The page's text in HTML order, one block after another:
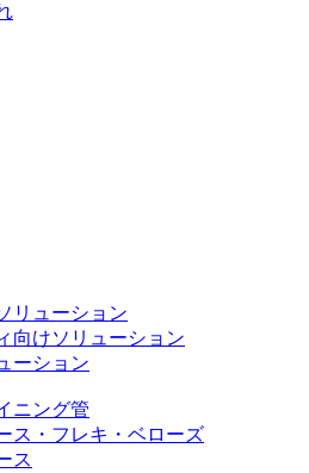
リューション
向けソリューション
ーション
ニング管
ス・フレキ・ベローズ
ス